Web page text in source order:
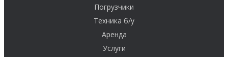
Погрузчики
Техника б/у
Аренда
Услуги